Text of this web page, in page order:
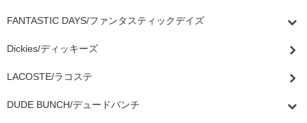
FANTASTIC DAYS/ファンタスティックデイズ
Dickies/ディッキーズ
LACOSTE/ラコステ
DUDE BUNCH/デュードバンチ